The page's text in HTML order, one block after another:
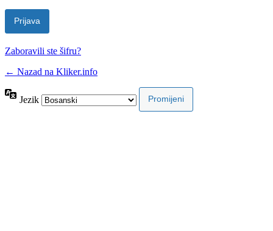
Zaboravili ste šifru?
← Nazad na Kliker.info
Jezik